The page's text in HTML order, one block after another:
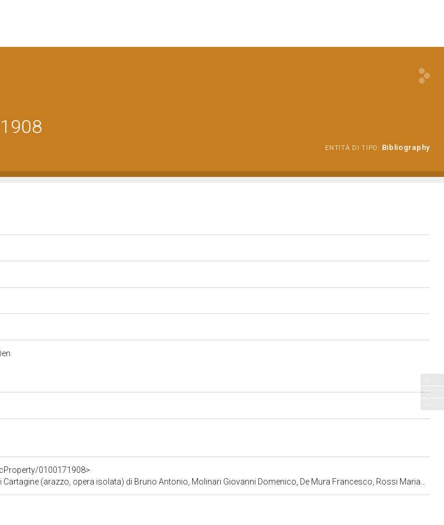
ENTITÀ DI TIPO: Bibliography
0100171908>
opera isolata) di Bruno Antonio, Molinari Giovanni Domenico, De Mura Francesco, Rossi Mariano - manifattura torinese (ultimo quarto sec. XVIII)